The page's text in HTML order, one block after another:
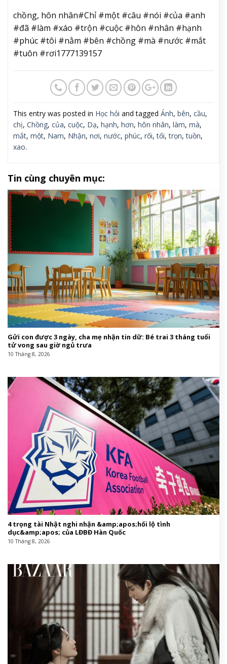
chồng, hôn nhân#Chỉ #một #câu #nói #của #anh
#đã #làm #xáo #trộn #cuộc #hôn #nhân #hạnh
#phúc #tôi #nằm #bên #chồng #mà #nước #mắt
#tuôn #rơi1777139157
This entry was posted in Học hỏi and tagged Ánh, bên, cầu,
chị, Chồng, của, cuộc, Dạ, hạnh, hơn, hôn nhân, làm, mà,
mắt, một, Nam, Nhận, nơi, nước, phúc, rối,tối,trọn,tuồn,
xao.
Tin cùng chuyên mục:
Gửi con được 3 ngày, cha mẹ nhận tin dữ: Bé trai 3 tháng tuổi
tử vong sau giờ ngủ trưa
10 Tháng 8, 2026
4 trọng tài Nhật nghi nhận &amp;apos;hối lộ tình
dục&amp;apos; của LĐBĐ Hàn Quốc
10 Tháng 8, 2026